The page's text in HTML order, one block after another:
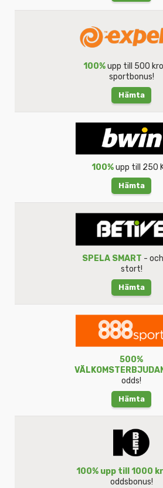
100%upp till 500
sportbonus!
Hämta
100%upp till 250
Hämta
SPELA SMART -
stort!
Hämta
500%
odds!
Hämta
100% upp till 1000
oddsbonus!